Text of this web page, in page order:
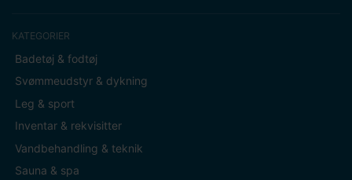
KATEGORIER
Badetøj & fodtøj
Svømmeudstyr & dykning
Leg & sport
Inventar & rekvisitter
Vandbehandling & teknik
Sauna & spa